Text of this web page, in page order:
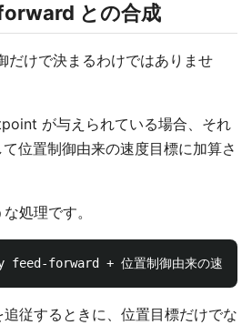
との合成
だけで決まるわけではありませ
が与えられている場合、それ
位置制御由来の速度目標に加算さ
処理です。
従するときに、位置目標だけでな